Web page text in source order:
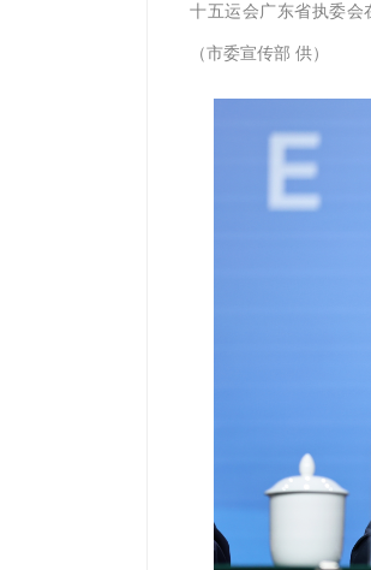
十五运会广东省执委会
（市委宣传部 供）